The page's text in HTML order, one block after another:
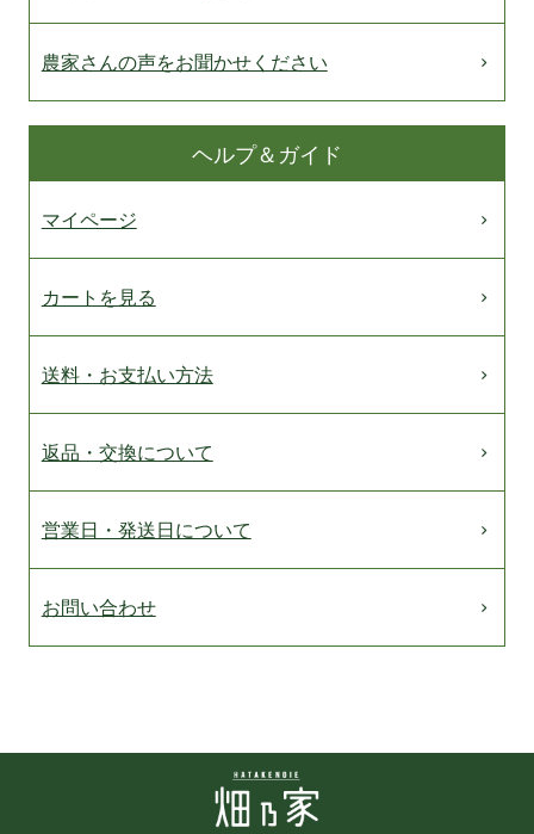
農家さんの声をお聞かせください
ヘルプ＆ガイド
マイページ
カートを見る
送料・お支払い方法
返品・交換について
営業日・発送日について
お問い合わせ